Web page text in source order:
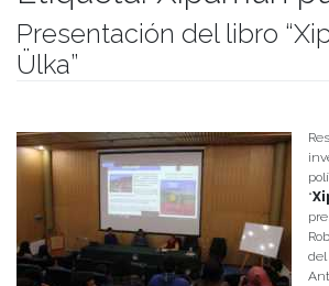
Presentación del libro
Ülka”
“